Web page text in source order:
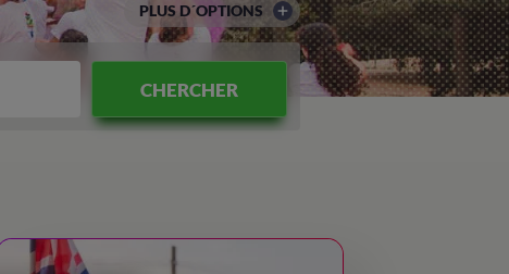
CHERCHER
PLUS D´OPTIONS